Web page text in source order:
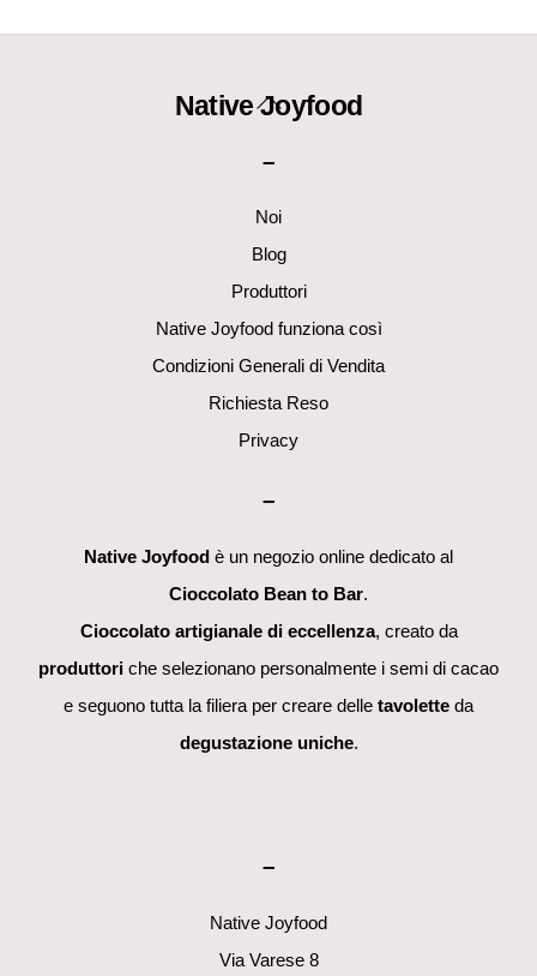
Back
Native Joyfood
–
Noi
Blog
Produttori
Native Joyfood funziona così
Condizioni Generali di Vendita
Richiesta Reso
Privacy
–
Native Joyfood è un negozio online dedicato al
Cioccolato Bean to Bar.
Cioccolato artigianale di eccellenza, creato da
produttori che selezionano personalmente i semi di cacao
e seguono tutta la filiera per creare delle tavolette da
degustazione uniche.
–
Native Joyfood
Via Varese 8